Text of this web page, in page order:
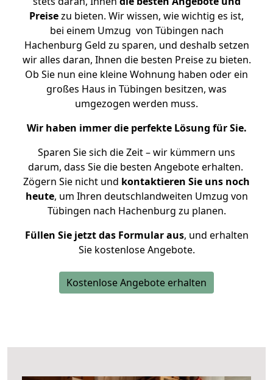
Preisezu bieten. Wir wissen, wie wichtig es ist,
bei einem Umzug von Tübingen nach
Hachenburg Geld zu sparen, und deshalb setzen
wir alles daran, Ihnen die besten Preise zu bieten.
Ob Sie nun eine kleine Wohnung haben oder ein
großes Haus in Tübingen besitzen, was
umgezogen werden muss.
Wir haben immer die perfekte Lösung für Sie.
Sparen Sie sich die Zeit – wir kümmern uns
darum, dass Sie die besten Angebote erhalten.
Zögern Sie nicht und kontaktieren Sie uns noch
heute, um Ihren deutschlandweiten Umzug von
Tübingen nach Hachenburg zu planen.
Füllen Sie jetzt das Formular aus, und erhalten
Sie kostenlose Angebote.
Kostenlose Angebote erhalten